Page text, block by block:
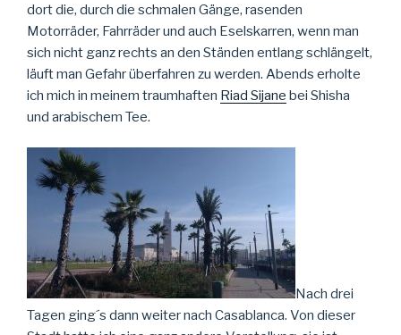
dort die, durch die schmalen Gänge, rasenden
Motorräder, Fahrräder und auch Eselskarren, wenn man
sich nicht ganz rechts an den Ständen entlang schlängelt,
läuft man Gefahr überfahren zu werden. Abends erholte
ich mich in meinem traumhaften Riad Sijane bei Shisha
und arabischem Tee.
Nach drei
Tagen ging´s dann weiter nach Casablanca. Von dieser